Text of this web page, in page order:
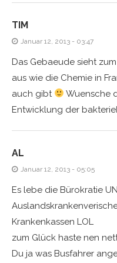
TIM
Januar 12, 2013 - 03:47
Das Gebaeude sieht
aus wie die Chemie in
auch gibt
Wuensche
Entwicklung der
AL
Januar 12, 2013 - 05:05
Es lebe die Bürokratie
Krankenkassen LOL
zum Glück haste nen
Du ja was Busfahrer